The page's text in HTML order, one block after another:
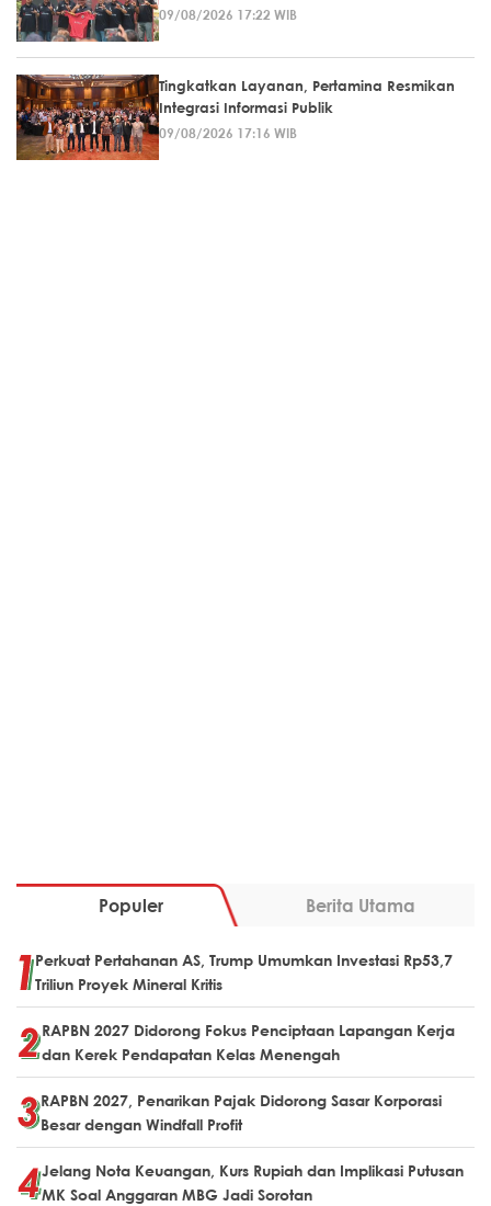
09/08/2026 17:22 WIB
Tingkatkan Layanan, Pertamina Resmikan
Integrasi Informasi Publik
09/08/2026 17:16 WIB
Populer Berita Utama
Perkuat Pertahanan AS, Trump Umumkan Investasi Rp53,7
Triliun Proyek Mineral Kritis
RAPBN 2027 Didorong Fokus Penciptaan Lapangan Kerja
dan Kerek Pendapatan Kelas Menengah
RAPBN 2027, Penarikan Pajak Didorong Sasar Korporasi
Besar dengan Windfall Profit
Jelang Nota Keuangan, Kurs Rupiah dan Implikasi Putusan
MK Soal Anggaran MBG Jadi Sorotan